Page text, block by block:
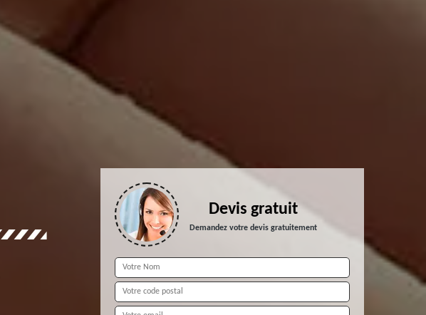
Devis gratuit
Demandez votre devis gratuitement